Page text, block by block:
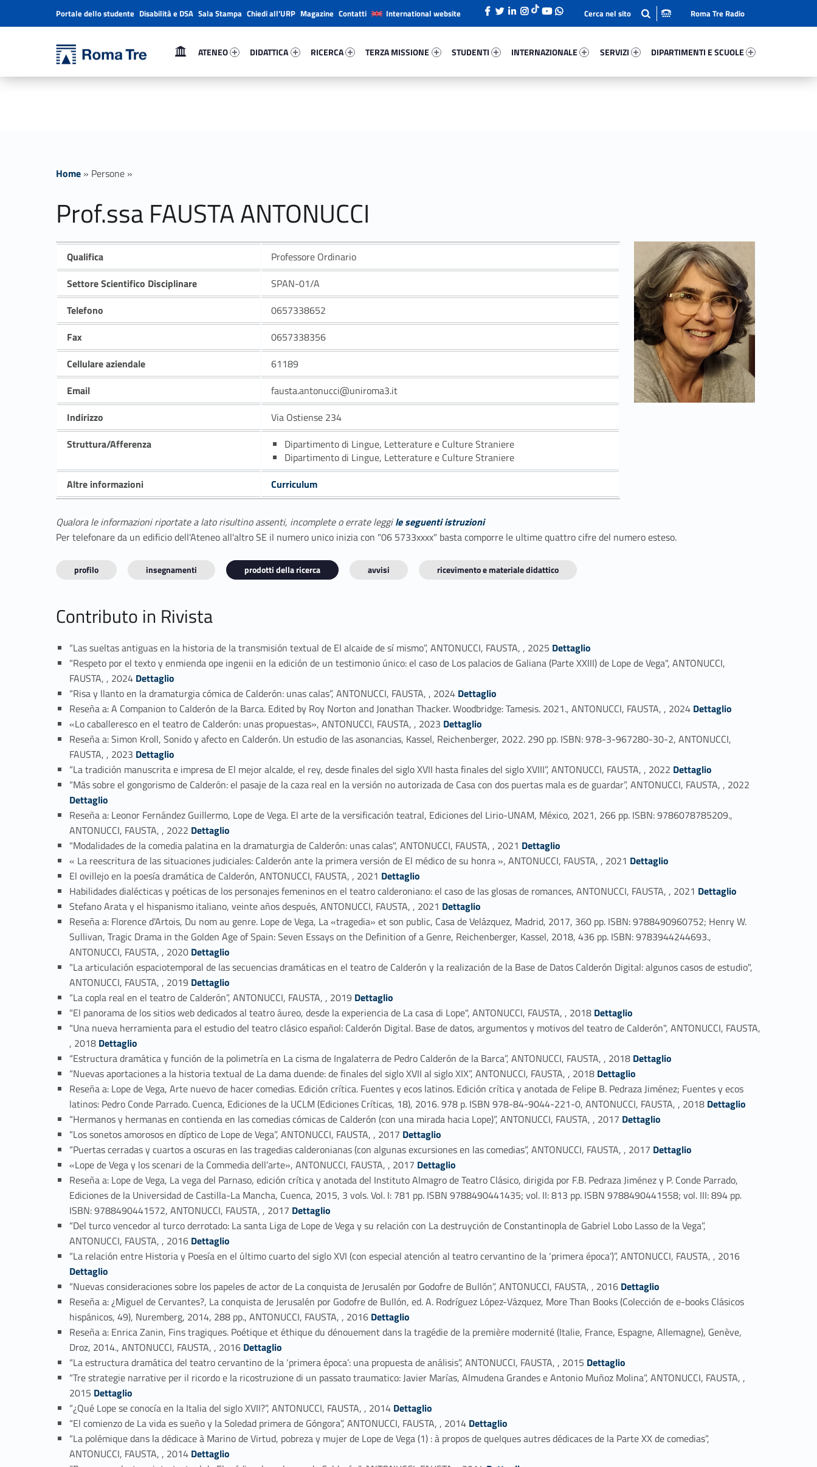
Prof.ssa FAUSTA ANTONUCCI ricerca - Università Roma Tre
Primary Menu
ATENEO
DIDATTICA
RICERCA
TERZA MISSIONE
STUDENTI
INTERNAZIONALE
SERVIZI
DIPARTIMENTI E SCUOLE
Header info sidebar
Portale dello studente Disabilità e DSA Sala Stampa Chiedi all’URP Magazine Contatti International website Roma Tre Radio
Home » Persone »
Prof.ssa FAUSTA ANTONUCCI
Qualifica
Professore Ordinario
Settore Scientifico Disciplinare
SPAN-01/A
Telefono
0657338652
Fax
0657338356
Cellulare aziendale
61189
Email
fausta.antonucci@uniroma3.it
Indirizzo
Via Ostiense 234
Struttura/Afferenza
Dipartimento di Lingue, Letterature e Culture Straniere
Dipartimento di Lingue, Letterature e Culture Straniere
Altre informazioni
Curriculum
Qualora le informazioni riportate a lato risultino assenti, incomplete o errate leggile seguenti istruzioni
Per telefonare da un edificio dell'Ateneo all'altro SE il numero unico inizia con "06 5733xxxx" basta comporre le ultime quattro cifre del numero esteso.
profilo insegnamenti prodotti della ricerca avvisi ricevimento e materiale didattico
Contributo in Rivista
“Las sueltas antiguas en la historia de la transmisión textual de El alcaide de sí mismo”, ANTONUCCI, FAUSTA, , 2025 Link identifier #identifier_person_7367-1
Dettaglio
"Respeto por el texto y enmienda ope ingenii en la edición de un testimonio único: el caso de Los palacios de Galiana (Parte XXIII) de Lope de Vega", ANTONUCCI,
FAUSTA, , 2024 Link identifier #identifier_person_148504-2
Dettaglio
“Risa y llanto en la dramaturgia cómica de Calderón: unas calas”, ANTONUCCI, FAUSTA, , 2024 Link identifier #identifier_person_149492-3
Dettaglio
Reseña a: A Companion to Calderón de la Barca. Edited by Roy Norton and Jonathan Thacker. Woodbridge: Tamesis. 2021., ANTONUCCI, FAUSTA, , 2024 Link identifier #identifier_person_93326-4
Dettaglio
«Lo caballeresco en el teatro de Calderón: unas propuestas», ANTONUCCI, FAUSTA, , 2023 Link identifier #identifier_person_29118-5
Dettaglio
Reseña a: Simon Kroll, Sonido y afecto en Calderón. Un estudio de las asonancias, Kassel, Reichenberger, 2022. 290 pp. ISBN: 978-3-967280-30-2, ANTONUCCI,
FAUSTA, , 2023 Link identifier #identifier_person_189368-6
Dettaglio
“La tradición manuscrita e impresa de El mejor alcalde, el rey, desde finales del siglo XVII hasta finales del siglo XVIII”, ANTONUCCI, FAUSTA, , 2022 Link identifier #identifier_person_199360-7
Dettaglio
“Más sobre el gongorismo de Calderón: el pasaje de la caza real en la versión no autorizada de Casa con dos puertas mala es de guardar”, ANTONUCCI, FAUSTA, , 2022
Dettaglio
Reseña a: Leonor Fernández Guillermo, Lope de Vega. El arte de la versificación teatral, Ediciones del Lirio-UNAM, México, 2021, 266 pp. ISBN: 9786078785209.,
ANTONUCCI, FAUSTA, , 2022 Link identifier #identifier_person_141526-9
Dettaglio
"Modalidades de la comedia palatina en la dramaturgia de Calderón: unas calas", ANTONUCCI, FAUSTA, , 2021 Link identifier #identifier_person_54230-10
Dettaglio
« La reescritura de las situaciones judiciales: Calderón ante la primera versión de El médico de su honra », ANTONUCCI, FAUSTA, , 2021 Link identifier #identifier_person_178965-11
Dettaglio
El ovillejo en la poesía dramática de Calderón, ANTONUCCI, FAUSTA, , 2021 Link identifier #identifier_person_195938-12
Dettaglio
Habilidades dialécticas y poéticas de los personajes femeninos en el teatro calderoniano: el caso de las glosas de romances, ANTONUCCI, FAUSTA, , 2021 Link identifier #identifier_person_17296-13
Dettaglio
Stefano Arata y el hispanismo italiano, veinte años después, ANTONUCCI, FAUSTA, , 2021 Link identifier #identifier_person_29223-14
Dettaglio
Reseña a: Florence d’Artois, Du nom au genre. Lope de Vega, La «tragedia» et son public, Casa de Velázquez, Madrid, 2017, 360 pp. ISBN: 9788490960752; Henry W.
Sullivan, Tragic Drama in the Golden Age of Spain: Seven Essays on the Definition of a Genre, Reichenberger, Kassel, 2018, 436 pp. ISBN: 9783944244693.,
ANTONUCCI, FAUSTA, , 2020 Link identifier #identifier_person_45496-15
Dettaglio
"La articulación espaciotemporal de las secuencias dramáticas en el teatro de Calderón y la realización de la Base de Datos Calderón Digital: algunos casos de estudio",
ANTONUCCI, FAUSTA, , 2019 Link identifier #identifier_person_173162-16
Dettaglio
“La copla real en el teatro de Calderón”, ANTONUCCI, FAUSTA, , 2019 Link identifier #identifier_person_105307-17
Dettaglio
"El panorama de los sitios web dedicados al teatro áureo, desde la experiencia de La casa di Lope", ANTONUCCI, FAUSTA, , 2018 Link identifier #identifier_person_155442-18
Dettaglio
"Una nueva herramienta para el estudio del teatro clásico español: Calderón Digital. Base de datos, argumentos y motivos del teatro de Calderón", ANTONUCCI, FAUSTA,
, 2018 Link identifier #identifier_person_61194-19
Dettaglio
“Estructura dramática y función de la polimetría en La cisma de Ingalaterra de Pedro Calderón de la Barca”, ANTONUCCI, FAUSTA, , 2018 Link identifier #identifier_person_176487-20
Dettaglio
“Nuevas aportaciones a la historia textual de La dama duende: de finales del siglo XVII al siglo XIX”, ANTONUCCI, FAUSTA, , 2018 Link identifier #identifier_person_119197-21
Dettaglio
Reseña a: Lope de Vega, Arte nuevo de hacer comedias. Edición crítica. Fuentes y ecos latinos. Edición crítica y anotada de Felipe B. Pedraza Jiménez; Fuentes y ecos
latinos: Pedro Conde Parrado. Cuenca, Ediciones de la UCLM (Ediciones Críticas, 18), 2016. 978 p. ISBN 978-84-9044-221-0, ANTONUCCI, FAUSTA, , 2018 Link identifier #identifier_person_140669-22
Dettaglio
“Hermanos y hermanas en contienda en las comedias cómicas de Calderón (con una mirada hacia Lope)”, ANTONUCCI, FAUSTA, , 2017 Link identifier #identifier_person_70416-23
Dettaglio
“Los sonetos amorosos en díptico de Lope de Vega”, ANTONUCCI, FAUSTA, , 2017 Link identifier #identifier_person_135049-24
Dettaglio
“Puertas cerradas y cuartos a oscuras en las tragedias calderonianas (con algunas excursiones en las comedias”, ANTONUCCI, FAUSTA, , 2017 Link identifier #identifier_person_77208-25
Dettaglio
«Lope de Vega y los scenari de la Commedia dell’arte», ANTONUCCI, FAUSTA, , 2017 Link identifier #identifier_person_73981-26
Dettaglio
Reseña a: Lope de Vega, La vega del Parnaso, edición crítica y anotada del Instituto Almagro de Teatro Clásico, dirigida por F.B. Pedraza Jiménez y P. Conde Parrado,
Ediciones de la Universidad de Castilla-La Mancha, Cuenca, 2015, 3 vols. Vol. I: 781 pp. ISBN 9788490441435; vol. II: 813 pp. ISBN 9788490441558; vol. III: 894 pp.
ISBN: 9788490441572, ANTONUCCI, FAUSTA, , 2017 Link identifier #identifier_person_42965-27
Dettaglio
“Del turco vencedor al turco derrotado: La santa Liga de Lope de Vega y su relación con La destruyción de Constantinopla de Gabriel Lobo Lasso de la Vega”,
ANTONUCCI, FAUSTA, , 2016 Link identifier #identifier_person_144598-28
Dettaglio
“La relación entre Historia y Poesía en el último cuarto del siglo XVI (con especial atención al teatro cervantino de la ‘primera época’)”, ANTONUCCI, FAUSTA, , 2016
Dettaglio
“Nuevas consideraciones sobre los papeles de actor de La conquista de Jerusalén por Godofre de Bullón”, ANTONUCCI, FAUSTA, , 2016 Link identifier #identifier_person_58048-30
Dettaglio
Reseña a: ¿Miguel de Cervantes?, La conquista de Jerusalén por Godofre de Bullón, ed. A. Rodríguez López-Vázquez, More Than Books (Colección de e-books Clásicos
hispánicos, 49), Nuremberg, 2014, 288 pp., ANTONUCCI, FAUSTA, , 2016 Link identifier #identifier_person_6498-31
Dettaglio
Reseña a: Enrica Zanin, Fins tragiques. Poétique et éthique du dénouement dans la tragédie de la première modernité (Italie, France, Espagne, Allemagne), Genève,
Droz, 2014., ANTONUCCI, FAUSTA, , 2016 Link identifier #identifier_person_91471-32
Dettaglio
“La estructura dramática del teatro cervantino de la ‘primera época’: una propuesta de análisis”, ANTONUCCI, FAUSTA, , 2015 Link identifier #identifier_person_175000-33
Dettaglio
“Tre strategie narrative per il ricordo e la ricostruzione di un passato traumatico: Javier Marías, Almudena Grandes e Antonio Muñoz Molina”, ANTONUCCI, FAUSTA, ,
2015 Link identifier #identifier_person_182374-34
Dettaglio
“¿Qué Lope se conocía en la Italia del siglo XVII?”, ANTONUCCI, FAUSTA, , 2014 Link identifier #identifier_person_174521-35
Dettaglio
“El comienzo de La vida es sueño y la Soledad primera de Góngora”, ANTONUCCI, FAUSTA, , 2014 Link identifier #identifier_person_190731-36
Dettaglio
“La polémique dans la dédicace à Marino de Virtud, pobreza y mujer de Lope de Vega (1) : à propos de quelques autres dédicaces de la Parte XX de comedias”,
ANTONUCCI, FAUSTA, , 2014 Link identifier #identifier_person_39770-37
Dettaglio
Link identifier #identifier_person_177469-38